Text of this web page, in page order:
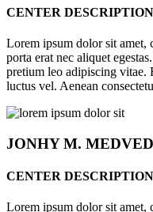
CENTER DESCRIPTION
Lorem ipsum dolor sit amet,
porta erat nec aliquet
pretium leo adipiscing vitae.
luctus vel. Aenean
JONHYM.
CENTER DESCRIPTION
Lorem ipsum dolor sit amet,